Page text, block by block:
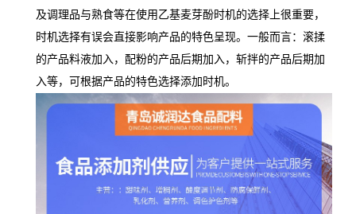
及调理品与熟食等在使用乙基麦芽酚时机的选择上很重要，
时机选择有误会直接影响产品的特色呈现。一般而言：滚揉
的产品料液加入，配粉的产品后期加入，斩拌的产品后期加
入等，可根据产品的特色选择添加时机。